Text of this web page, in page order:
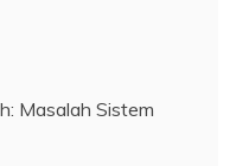
Masalah Sistem